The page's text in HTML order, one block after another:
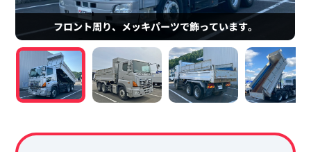
フロント周り、メッキパーツで飾っています。